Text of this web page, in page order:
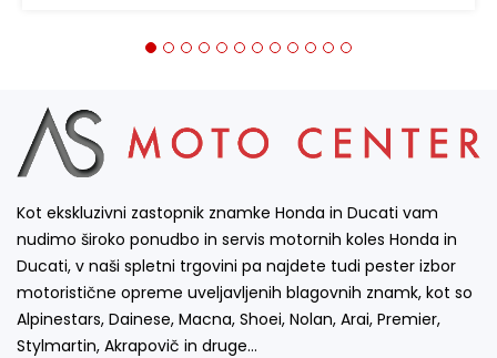
Kot ekskluzivni zastopnik znamke Honda in Ducati vam
nudimo široko ponudbo in servis motornih koles Honda in
Ducati, v naši spletni trgovini pa najdete tudi pester izbor
motoristične opreme uveljavljenih blagovnih znamk, kot so
Alpinestars, Dainese, Macna, Shoei, Nolan, Arai, Premier,
Stylmartin, Akrapovič in druge…